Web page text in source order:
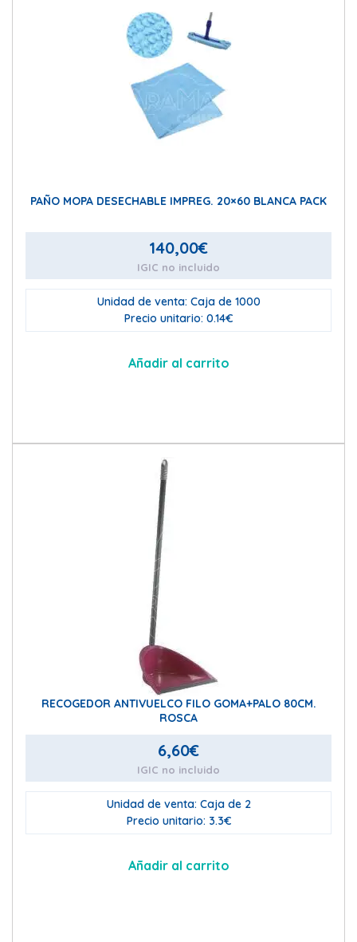
PAÑO MOPA DESECHABLE IMPREG. 20×60 BLANCA PACK
140,00€
IGIC no incluido
Unidad de venta: Caja de 1000
Precio unitario: 0.14€
Añadir al carrito
RECOGEDOR ANTIVUELCO FILO GOMA+PALO 80CM.
ROSCA
6,60€
IGIC no incluido
Unidad de venta: Caja de 2
Precio unitario: 3.3€
Añadir al carrito